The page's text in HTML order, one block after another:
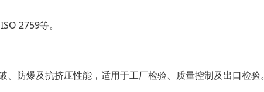
2759等。
防爆及抗挤压性能，适用于工厂检验、质量控制及出口检验。